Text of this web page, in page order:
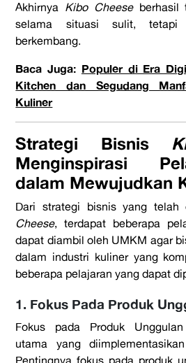
Akhirnya Kibo Cheeseberhasil
selama situasi sulit,
berkembang.
Baca Juga: Populer di Era
Kitchen dan Segudang
Kuliner
Strategi Bisnis
Menginspirasi
dalam Mewujudkan
Dari strategi bisnis yang telah
Cheese, terdapat beberapa
dapat diambil oleh UMKM agar
dalam industri kuliner yang
beberapa pelajaran yang dapat
1. Fokus Pada Produk
Fokus pada Produk
utama yang
Pentingnya fokus pada produk